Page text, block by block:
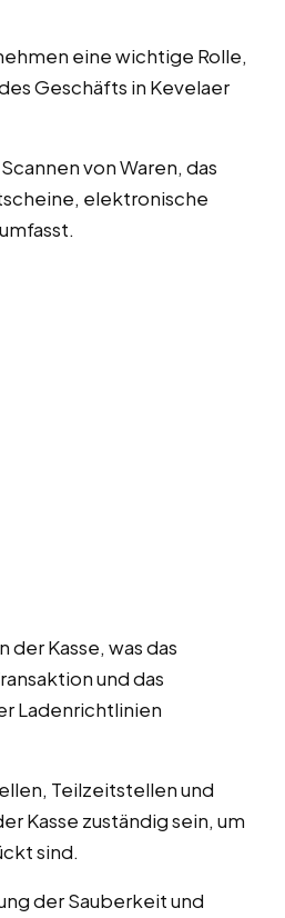
eine wichtige Rolle,
Geschäfts in Kevelaer
von Waren, das
elektronische
Kasse, was das
und das
Ladenrichtlinien
Teilzeitstellen und
Kasse zuständig sein, um
sind.
der Sauberkeit und